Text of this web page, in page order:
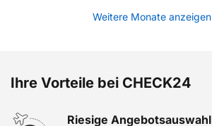
Weitere Monate anzeigen
Ihre Vorteile bei CHECK24
Riesige Angebotsauswahl